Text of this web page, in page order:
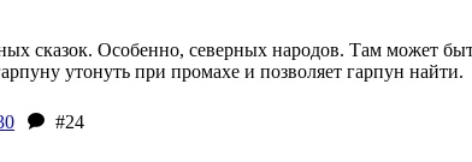
сказок. Особенно, северных народов. Там может
утонуть при промахе и позволяет гарпун найти.
#24